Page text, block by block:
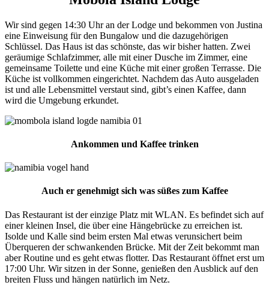
Wir sind gegen 14:30 Uhr an der Lodge und bekommen von Justina
eine Einweisung für den Bungalow und die dazugehörigen
Schlüssel. Das Haus ist das schönste, das wir bisher hatten. Zwei
geräumige Schlafzimmer, alle mit einer Dusche im Zimmer, eine
gemeinsame Toilette und eine Küche mit einer großen Terrasse. Die
Küche ist vollkommen eingerichtet. Nachdem das Auto ausgeladen
ist und alle Lebensmittel verstaut sind, gibt’s einen Kaffee, dann
wird die Umgebung erkundet.
Ankommen und Kaffee trinken
Auch er genehmigt sich was süßes zum Kaffee
Das Restaurant ist der einzige Platz mit WLAN. Es befindet sich auf
einer kleinen Insel, die über eine Hängebrücke zu erreichen ist.
Isolde und Kalle sind beim ersten Mal etwas verunsichert beim
Überqueren der schwankenden Brücke. Mit der Zeit bekommt man
aber Routine und es geht etwas flotter. Das Restaurant öffnet erst um
17:00 Uhr. Wir sitzen in der Sonne, genießen den Ausblick auf den
breiten Fluss und hängen natürlich im Netz.